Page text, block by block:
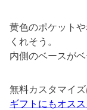
黄色のポケット
くれそう。
内側のベースが
無料カスタマイ
ギフトにもオス